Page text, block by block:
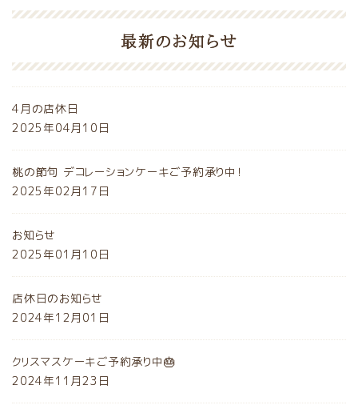
最新のお知らせ
4月の店休日
2025年04月10日
桃の節句 デコレーションケーキご予約承り中！
2025年02月17日
お知らせ
2025年01月10日
店休日のお知らせ
2024年12月01日
クリスマスケーキご予約承り中🎂
2024年11月23日